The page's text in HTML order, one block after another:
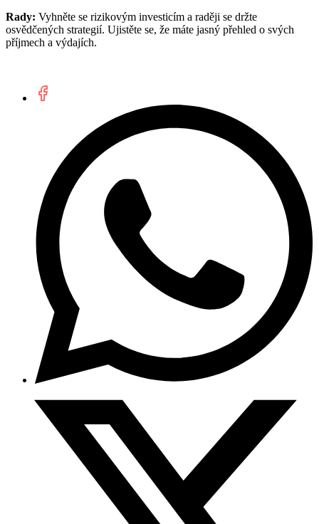
Rady: Vyhněte se rizikovým investicím a raději se držte
osvědčených strategií. Ujistěte se, že máte jasný přehled o svých
příjmech a výdajích.